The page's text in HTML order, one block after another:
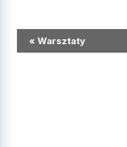
Wydarzenie
Nawigacja
« Warsztaty